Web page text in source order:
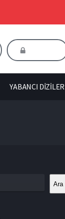
YABANCI DİZİLER
Ara